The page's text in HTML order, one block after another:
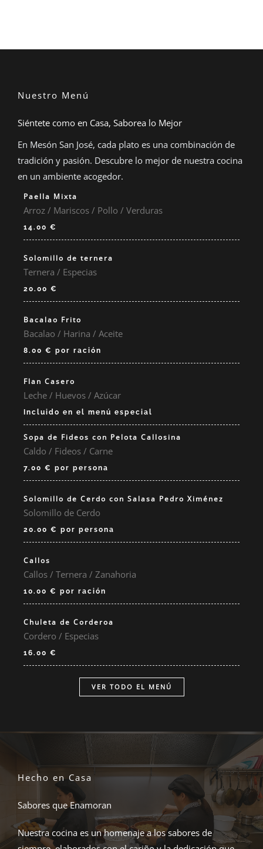
Nuestro Menú
Siéntete como en Casa, Saborea lo Mejor
En Mesón San José, cada plato es una combinación de
tradición y pasión. Descubre lo mejor de nuestra cocina
en un ambiente acogedor.
Paella Mixta
Arroz / Mariscos / Pollo / Verduras
14.00 €
Solomillo de ternera
Ternera / Especias
20.00 €
Bacalao Frito
Bacalao / Harina / Aceite
8.00 € por ración
Flan Casero
Leche / Huevos / Azúcar
Incluido en el menú especial
Sopa de Fideos con Pelota Callosina
Caldo / Fideos / Carne
7.00 € por persona
Solomillo de Cerdo con Salasa Pedro Ximénez
Solomillo de Cerdo
20.00 € por persona
Callos
Callos / Ternera / Zanahoria
10.00 € por ración
Chuleta de Corderoa
Cordero / Especias
16.00 €
VER TODO EL MENÚ
Hecho en Casa
Sabores que Enamoran
Nuestra cocina es un homenaje a los sabores de